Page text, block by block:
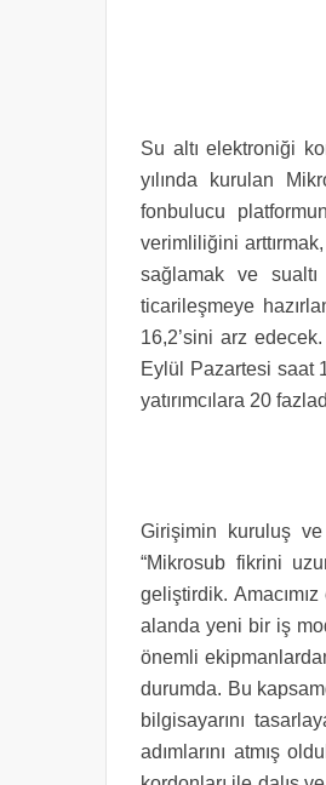
Su altı elektroniği
yılında kurulan
fonbulucu
verimliliğini
sağlamak ve sualtı
ticarileşmeye
16,2’sini arz
Eylül Pazartesi saat
yatırımcılara 20
Girişimin kuruluş
“Mikrosub fikrini
geliştirdik.
alanda yeni bir iş
önemli
durumda. Bu
bilgisayarını
adımlarını atmış